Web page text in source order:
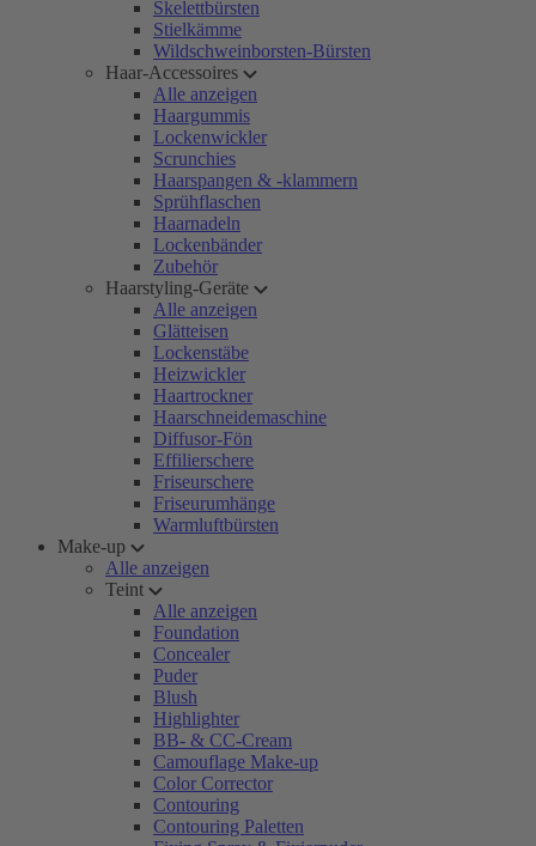
Skelettbürsten
Stielkämme
Wildschweinborsten-Bürsten
Haar-Accessoires
Alle anzeigen
Haargummis
Lockenwickler
Scrunchies
Haarspangen & -klammern
Sprühflaschen
Haarnadeln
Lockenbänder
Zubehör
Haarstyling-Geräte
Alle anzeigen
Glätteisen
Lockenstäbe
Heizwickler
Haartrockner
Haarschneidemaschine
Diffusor-Fön
Effilierschere
Friseurschere
Friseurumhänge
Warmluftbürsten
Make-up
Alle anzeigen
Teint
Alle anzeigen
Foundation
Concealer
Puder
Blush
Highlighter
BB- & CC-Cream
Camouflage Make-up
Color Corrector
Contouring
Contouring Paletten